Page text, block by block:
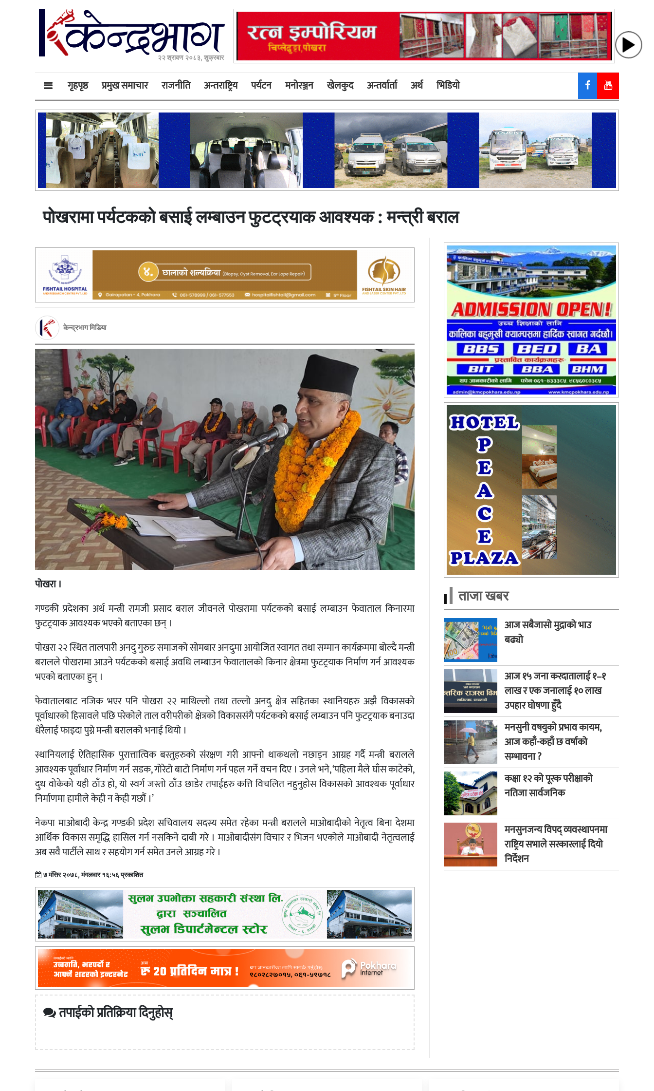
२२ श्रावण २०८३, शुक्रबार
गृहपृष्ठ प्रमुख समाचार राजनीति अन्तराष्ट्रिय पर्यटन मनोरञ्जन खेलकुद अन्तर्वार्ता अर्थ भिडियाे
पोखरामा पर्यटकको बसाई लम्बाउन फुटट्रयाक आवश्यक : मन्त्री बराल
केन्द्रभाग मिडिया
पोखरा ।
गण्डकी प्रदेशका अर्थ मन्त्री रामजी प्रसाद बराल जीवनले पोखरामा पर्यटकको बसाई लम्बाउन फेवाताल किनारमा
फुटट्रयाक आवश्यक भएको बताएका छन् ।
पोखरा २२ स्थित तालपारी अनदु गुरुङ समाजको सोमबार अनदुमा आयोजित स्वागत तथा सम्मान कार्यक्रममा बोल्दै मन्त्री
बरालले पोखरामा आउने पर्यटकको बसाई अवधि लम्बाउन फेवातालको किनार क्षेत्रमा फुटट्रयाक निर्माण गर्न आवश्यक
भएको बताएका हुन् ।
फेवातालबाट नजिक भएर पनि पोखरा २२ माथिल्लो तथा तल्लो अनदु क्षेत्र सहितका स्थानियहरु अझै विकासको
पूर्वाधारको हिसावले पछि परेकोले ताल वरीपरीको क्षेत्रको विकाससंगै पर्यटकको बसाई लम्बाउन पनि फुटट्रयाक बनाउदा
धेरैलाई फाइदा पुग्ने मन्त्री बरालको भनाई थियो ।
स्थानियलाई ऐतिहासिक पुरात्तात्विक बस्तुहरुको संरक्षण गरी आफ्नो थाकथलो नछाड्न आग्रह गर्दै मन्त्री बरालले
आवश्यक पूर्वाधार निर्माण गर्न सडक, गोरेटो बाटो निर्माण गर्न पहल गर्ने वचन दिए । उनले भने, ‘पहिला मैले घाँस काटेको,
दुध वोकेको यही ठाँउ हो, यो स्वर्ग जस्तो ठाँउ छाडेर तपाईहरु कत्ति विचलित नहुनुहोस विकासको आवश्यक पूर्वाधार
निर्माणमा हामीले केही न केही गछौं ।’
नेकपा माओबादी केन्द्र गण्डकी प्रदेश सचिवालय सदस्य समेत रहेका मन्त्री बरालले माओबादीको नेतृत्व बिना देशमा
आर्थिक विकास समृद्धि हासिल गर्न नसकिने दाबी गरे । माओबादीसंग विचार र भिजन भएकोले माओबादी नेतृत्वलाई
अब सवै पार्टीले साथ र सहयोग गर्न समेत उनले आग्रह गरे ।
७ मंसिर २०७८, मंगलवार १६:५६ प्रकाशित
तपाईको प्रतिक्रिया दिनुहोस्
ताजा खबर
आज सबैजासो मुद्राको भाउ
बढ्यो
आज १५ जना करदातालाई १–१
लाख र एक जनालाई १० लाख
उपहार घोषणा हुँदै
मनसुनी वषयुको प्रभाव कायम,
आज कहाँ-कहाँ छ वर्षाको
सम्भावना ?
कक्षा १२ को पूरक परीक्षाको
नतिजा सार्वजनिक
मनसुनजन्य विपद् व्यवस्थापनमा
राष्ट्रिय सभाले सरकारलाई दियो
निर्देशन